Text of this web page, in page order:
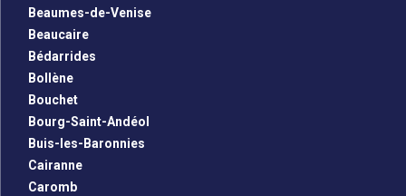
Beaumes-de-Venise
Beaucaire
Bédarrides
Bollène
Bouchet
Bourg-Saint-Andéol
Buis-les-Baronnies
Cairanne
Caromb